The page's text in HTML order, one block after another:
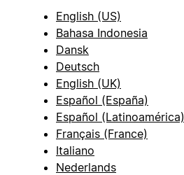
English (US)
Bahasa Indonesia
Dansk
Deutsch
English (UK)
Español (España)
Español (Latinoamérica)
Français (France)
Italiano
Nederlands